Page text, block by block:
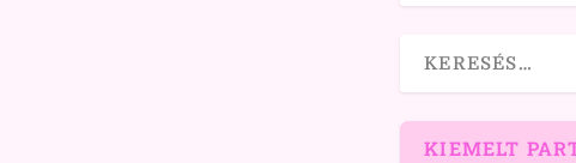
KIEMELT